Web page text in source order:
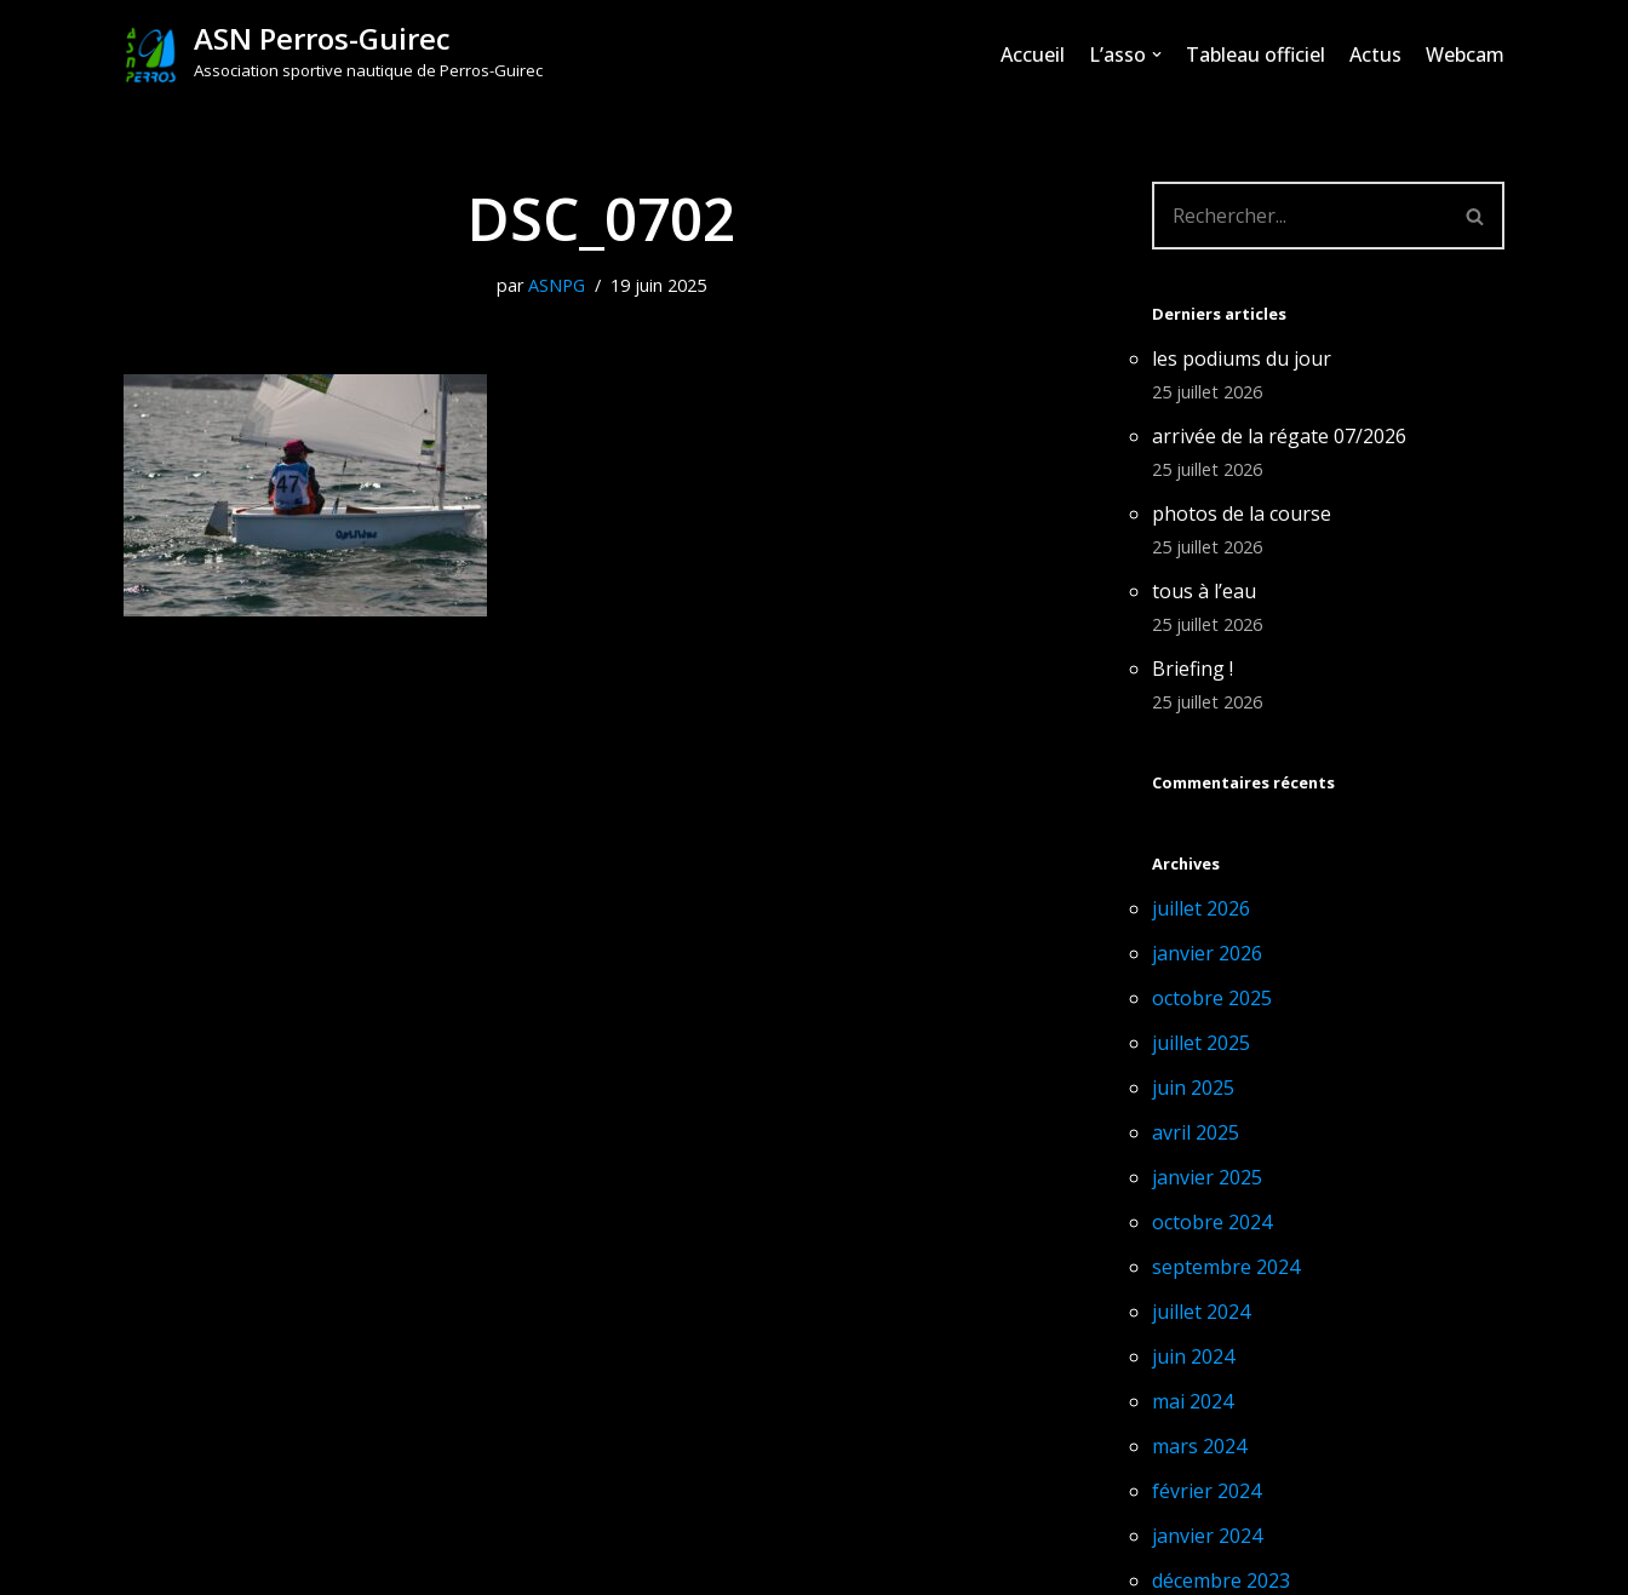
ASN Perros-Guirec
Association sportive nautique de Perros-Guirec
Accueil L’asso Tableau officiel Actus Webcam
DSC_0702
parASNPG 19 juin 2025
Derniers articles
les podiums du jour
25 juillet 2026
arrivée de la régate 07/2026
25 juillet 2026
photos de la course
25 juillet 2026
tous à l’eau
25 juillet 2026
Briefing !
25 juillet 2026
Commentaires récents
Archives
juillet 2026
janvier 2026
octobre 2025
juillet 2025
juin 2025
avril 2025
janvier 2025
octobre 2024
septembre 2024
juillet 2024
juin 2024
mai 2024
mars 2024
février 2024
janvier 2024
décembre 2023